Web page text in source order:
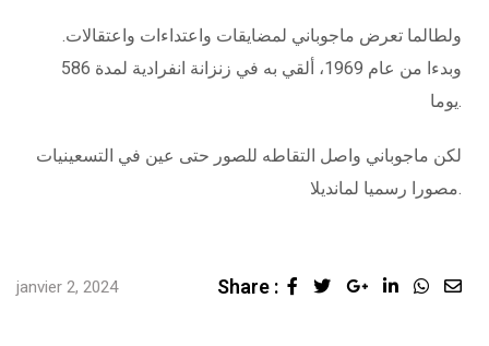
ولطالما تعرض ماجوباني لمضايقات واعتداءات واعتقالات.
وبدءا من عام 1969، ألقي به في زنزانة انفرادية لمدة 586
لكن ماجوباني واصل التقاطه للصور حتى عين في التسعينيات
janvier 2, 2024 Share :